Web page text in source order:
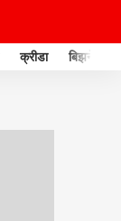
क्रीडा बिझनेस